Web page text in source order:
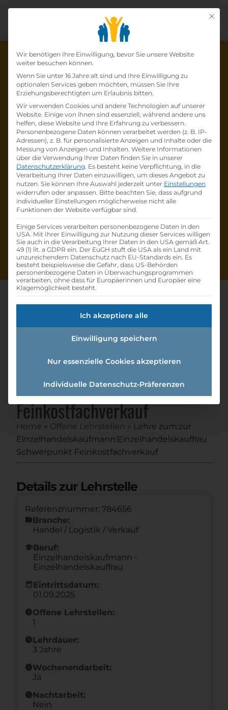
Die Lehrstelle wurde schon
besetzt!
Die LehrstelleLehre zum:zur
Einzelhandelskaufmann:Einzelhandelskauffr
au Schwerpunkt Feinkostfachverkaufbei
BILLA AGist schonbesetzt.
Firmenprofil besuchen
Andere Lehrstelle suchen
Lehre Zum:zur
Einzelhandelskaufmann:einzel
handelskauffrau
Schwerpunkt
Feinkostfachverkauf
Home » Offene Lehrstellen » Lehre zum:zur
Einzelhandelskaufmann:Einzelhandelskauffrau
Schwerpunkt Feinkostfachverkauf
Details zur Lehrstelle
Referenznummer: 784656
folderBranche:
Handel / Logistik / Verkauf
schoolBeruf:
Einzelhandelskaufmann -
Einzelhandelskauffrau
calendar_month Eintrittsdatum:
01.09.2025
scheduleOffene Lehrstellen:
1
scheduleLehrdauer:
3 Jahre
infoWochenendarbeit:
Ja
infoNachtarbeit:
Nein
Mit
Datenschutz-
Wir benötigen Ihre Einwilligung, bevor Sie unsere Website
weiter besuchen können.
Wenn Sie unter 16 Jahre alt sind und Ihre Einwilligung zu
optionalen Services geben möchten, müssen Sie Ihre
Erziehungsberechtigten um Erlaubnis bitten.
Wir verwenden Cookies und andere Technologien auf unserer
Website. Einige von ihnen sind essenziell, während andere uns
helfen, diese Website und Ihre Erfahrung zu verbessern.
Personenbezogene Daten können verarbeitet werden (z. B. IP-
Adressen), z. B. für personalisierte Anzeigen und Inhalte oder die
Messung von Anzeigen und Inhalten. Weitere Informationen
über die Verwendung Ihrer Daten finden Sie in unserer
Datenschutzerklärung. Es besteht keine Verpflichtung, in die
Verarbeitung Ihrer Daten einzuwilligen, um dieses Angebot zu
nutzen. Sie können Ihre Auswahl jederzeit unter Einstellungen
widerrufen oder anpassen. Bitte beachten Sie, dass aufgrund
individueller Einstellungen möglicherweise nicht alle
Funktionen der Website verfügbar sind.
Einige Services verarbeiten personenbezogene Daten in den
USA. Mit Ihrer Einwilligung zur Nutzung dieser Services willigen
Sie auch in die Verarbeitung Ihrer Daten in den USA gemäß Art.
49 (1) lit. a GDPR ein. Der EuGH stuft die USA als ein Land mit
unzureichendem Datenschutz nach EU-Standards ein. Es
besteht beispielsweise die Gefahr, dass US-Behörden
personenbezogene Daten in Überwachungsprogrammen
verarbeiten, ohne dass für Europäerinnen und Europäer eine
Klagemöglichkeit besteht.
Ich akzeptiere alle
Einwilligung speichern
Nur essenzielle Cookies akzeptieren
Individuelle Datenschutz-Präferenzen